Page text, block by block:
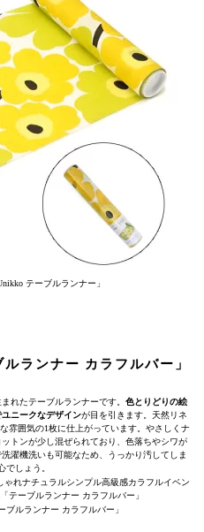
テーブルランナー」
ンナー カラフルバー」
れたテーブルランナーです。 色とりどりの絵
ニークなデザインが目を引きます。天然リネ
雰囲気の1枚に仕上がっています。やさしくナ
トンが少し混ぜられており、色落ちやシワが
濯機洗いも可能なため、うっかり汚してしま
でしょう。
ブルランナー カラフルバー」